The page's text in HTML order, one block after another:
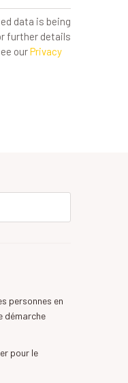
data is being
further details
ourPrivacy
personnes en
démarche
pour le